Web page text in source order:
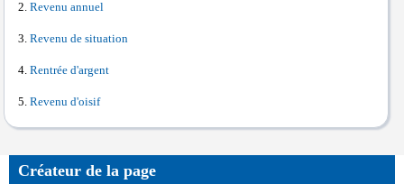
Revenu annuel
Revenu de situation
Rentrée d'argent
Revenu d'oisif
Créateur de la page